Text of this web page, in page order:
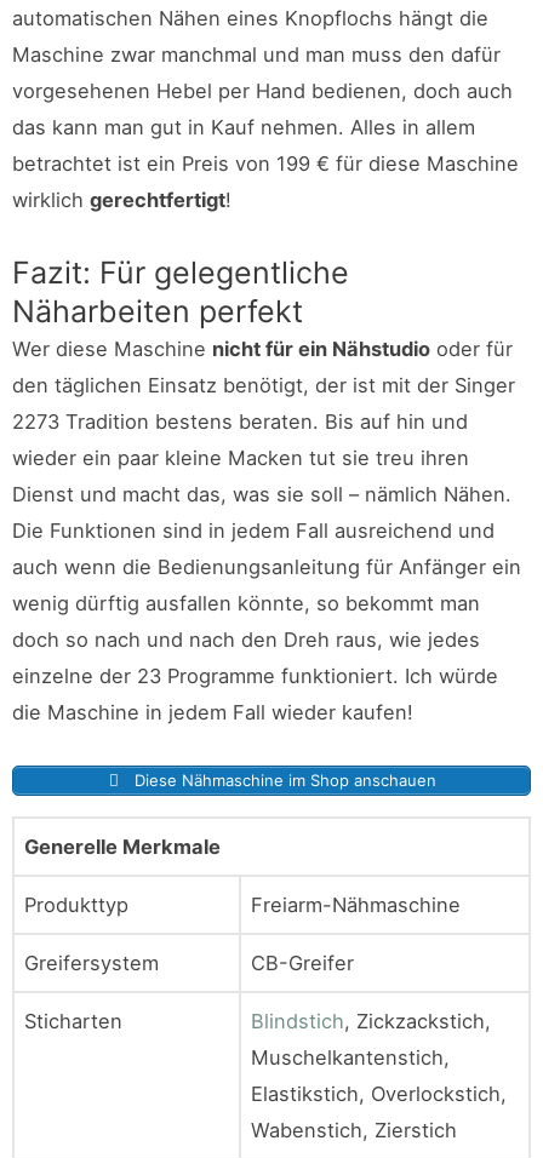
automatischen Nähen eines Knopflochs hängt die
Maschine zwar manchmal und man muss den dafür
vorgesehenen Hebel per Hand bedienen, doch auch
das kann man gut in Kauf nehmen. Alles in allem
betrachtet ist ein Preis von 199 € für diese Maschine
wirklich gerechtfertigt!
Fazit: Für gelegentliche
Näharbeiten perfekt
Wer diese Maschine nicht für ein Nähstudio oder für
den täglichen Einsatz benötigt, der ist mit der Singer
2273 Tradition bestens beraten. Bis auf hin und
wieder ein paar kleine Macken tut sie treu ihren
Dienst und macht das, was sie soll – nämlich Nähen.
Die Funktionen sind in jedem Fall ausreichend und
auch wenn die Bedienungsanleitung für Anfänger ein
wenig dürftig ausfallen könnte, so bekommt man
doch so nach und nach den Dreh raus, wie jedes
einzelne der 23 Programme funktioniert. Ich würde
die Maschine in jedem Fall wieder kaufen!
Diese Nähmaschine im Shop anschauen
Generelle Merkmale
Produkttyp Freiarm-Nähmaschine
Greifersystem CB-Greifer
Sticharten Blindstich, Zickzackstich,
Muschelkantenstich,
Elastikstich, Overlockstich,
Wabenstich, Zierstich